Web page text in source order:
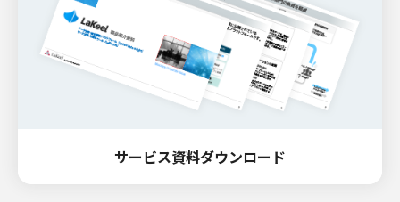
サービス資料ダウンロード